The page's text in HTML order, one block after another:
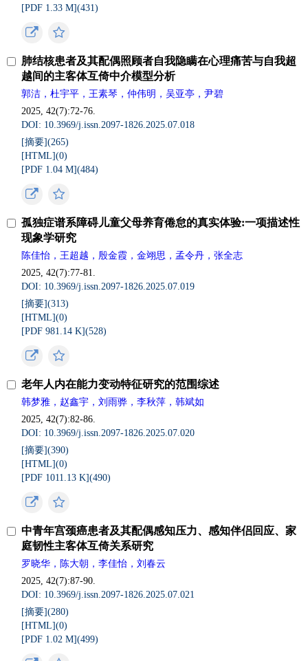
[PDF 1.33 M](431)
肺结核患者及其配偶照顾者自我隐瞒在心理痛苦与自我超
越间的主客体互倚中介模型分析
郭洁，杜宇平，王素琴，仲伟明，吴亚亭，尹碧
2025, 42(7):72-76.
DOI: 10.3969/j.issn.2097-1826.2025.07.018
[摘要](265)
[HTML](0)
[PDF 1.04 M](484)
孤独症谱系障碍儿童父母养育倦怠的真实体验:一项描述性
现象学研究
陈佳怡，王超越，殷金霞，金翊思，孟令丹，张全志
2025, 42(7):77-81.
DOI: 10.3969/j.issn.2097-1826.2025.07.019
[摘要](313)
[HTML](0)
[PDF 981.14 K](528)
老年人内在能力变动特征研究的范围综述
韩梦雅，赵鑫宇，刘雨骅，李秋萍，韩斌如
2025, 42(7):82-86.
DOI: 10.3969/j.issn.2097-1826.2025.07.020
[摘要](390)
[HTML](0)
[PDF 1011.13 K](490)
中青年宫颈癌患者及其配偶感知压力、感知伴侣回应、家
庭韧性主客体互倚关系研究
罗晓华，陈大朝，李佳怡，刘春云
2025, 42(7):87-90.
DOI: 10.3969/j.issn.2097-1826.2025.07.021
[摘要](280)
[HTML](0)
[PDF 1.02 M](499)